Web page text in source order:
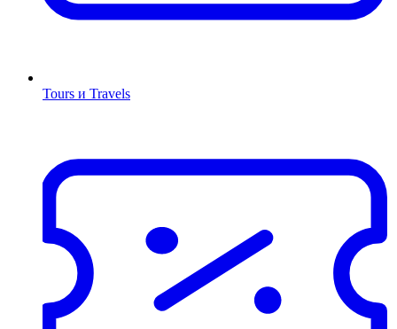
Tours и Travels